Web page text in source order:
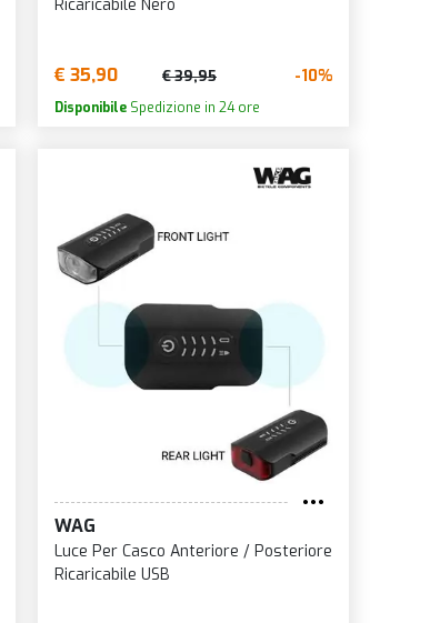
Ricaricabile Nero
€ 35,90 € 39,95 -10%
DisponibileSpedizione in 24 ore
WAG
Luce Per Casco Anteriore / Posteriore
Ricaricabile USB